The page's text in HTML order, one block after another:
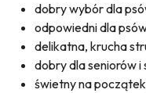
dobry wybór dla
odpowiedni dla
delikatna, krucha
dobry dla seniorów i
świetny na